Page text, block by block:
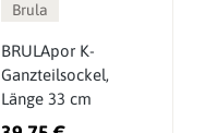
Brula
BRULApor K-
Ganzteilsockel,
Länge 33 cm